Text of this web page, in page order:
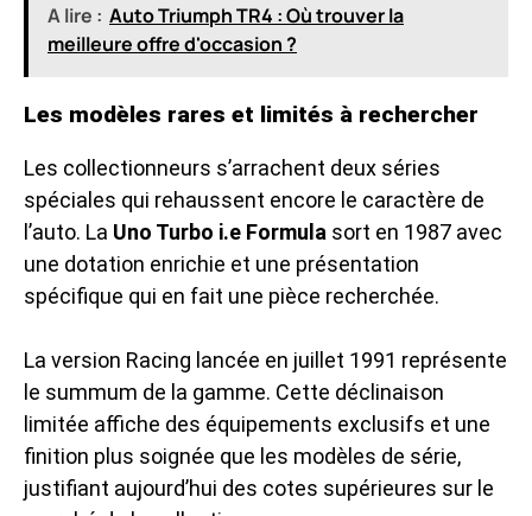
A lire : Auto Triumph TR4 : Où trouver la
meilleure offre d'occasion ?
Les modèles rares et limités à rechercher
Les collectionneurs s’arrachent deux séries
spéciales qui rehaussent encore le caractère de
l’auto. La Uno Turbo i.e Formula sort en 1987 avec
une dotation enrichie et une présentation
spécifique qui en fait une pièce recherchée.
La version Racing lancée en juillet 1991 représente
le summum de la gamme. Cette déclinaison
limitée affiche des équipements exclusifs et une
finition plus soignée que les modèles de série,
justifiant aujourd’hui des cotes supérieures sur le